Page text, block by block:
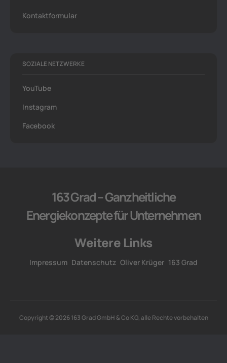
Kontaktformular
SOZIALE NETZWERKE
YouTube
Instagram
Facebook
163 Grad – Ganzheitliche
Energiekonzepte für Unternehmen
Weitere Links
Impressum Datenschutz Oliver Krüger 163 Grad
Copyright © 2026 163 Grad GmbH & Co KG, alle Rechte vorbehalten